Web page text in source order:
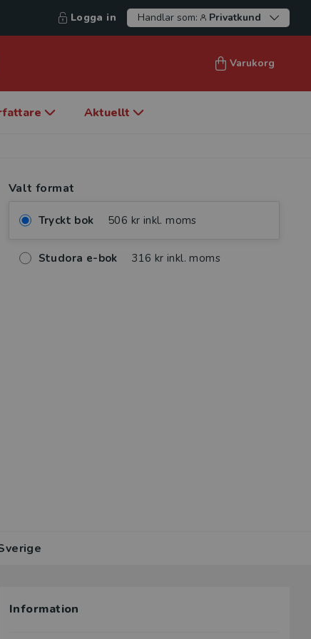
Logga in Handlar som: Privatkund
Varukorg
Aktuellt
Valt format
Tryckt bok 506 kr inkl. moms
Studora e-bok 316 kr inkl. moms
Information